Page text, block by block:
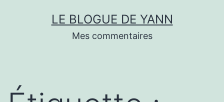
LE BLOGUE DE YANN
Mes commentaires